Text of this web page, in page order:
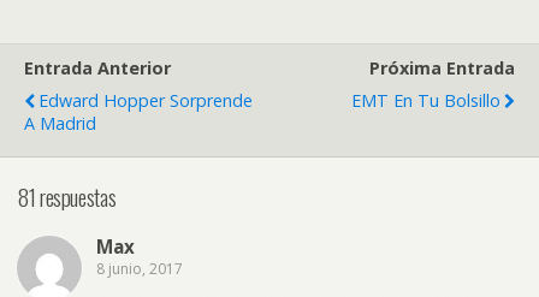
Entrada Anterior
Edward Hopper Sorprende
A Madrid
Próxima Entrada
EMT En Tu Bolsillo
81 respuestas
Max
8 junio, 2017